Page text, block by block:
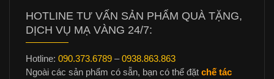
HOTLINE TƯ VẤN SẢN PHẨM QUÀ TẶNG,
DỊCH VỤ MẠ VÀNG 24/7:
Hotline: 090.373.6789 –0938.863.863
Ngoài các sản phẩm có sẵn, bạn có thể đặt chế tác